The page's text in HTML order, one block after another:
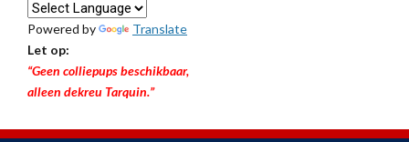
Powered by
Translate
Let op:
“Geen colliepups beschikbaar,
alleen dekreu Tarquin.”